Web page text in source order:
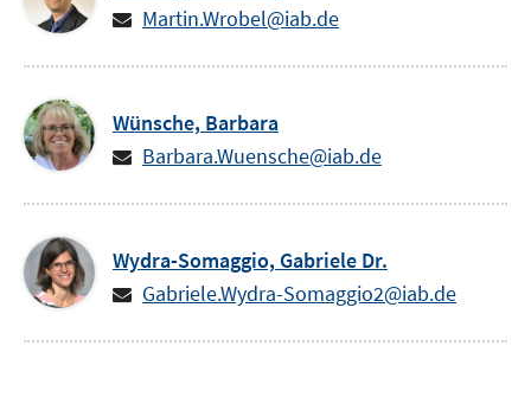
Martin.Wrobel@iab.de
Wünsche, Barbara
Barbara.Wuensche@iab.de
Wydra-Somaggio, Gabriele Dr.
Gabriele.Wydra-Somaggio2@iab.de